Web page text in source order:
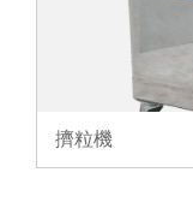
擠粒機